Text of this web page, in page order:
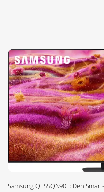
Samsung QE55QN90F: Den